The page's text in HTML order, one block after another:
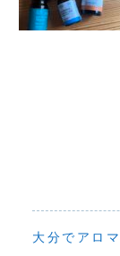
大分でアロ